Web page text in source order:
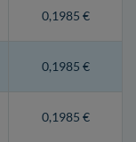
0,1985 €
0,1985 €
0,1985 €